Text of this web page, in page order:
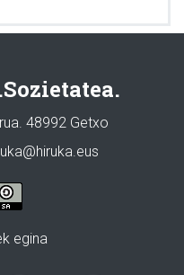
48992 Getxo
egina